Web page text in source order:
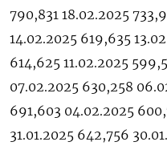
790,831 18.02.2025
14.02.2025 619,635
614,625 11.02.2025
07.02.2025 630,258
691,603 04.02.2025
31.01.2025 642,756